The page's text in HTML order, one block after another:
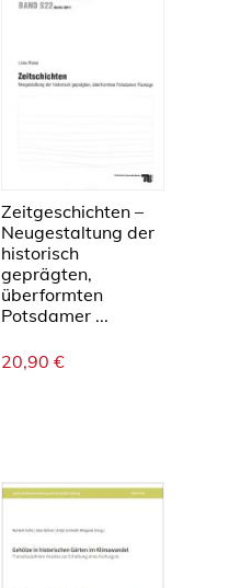
Zeitgeschichten –
Neugestaltung der
historisch
geprägten,
überformten
Potsdamer ...
20,90 €